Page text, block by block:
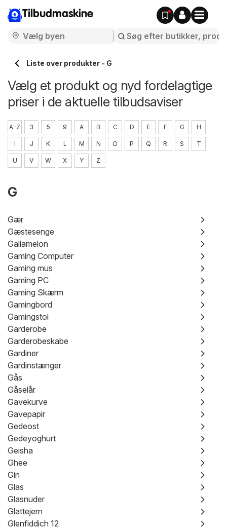
Tilbudmaskine
Liste over produkter - G
Vælg et produkt og nyd fordelagtige
priser i de aktuelle tilbudsaviser
A-Z 3 5 9 A B C D E F G H
I J K L M N O P Q R S T
U V W X Y Z
G
Gær
Gæstesenge
Galiamelon
Gaming Computer
Gaming mus
Gaming PC
Gaming Skærm
Gamingbord
Gamingstol
Garderobe
Garderobeskabe
Gardiner
Gardinstænger
Gås
Gåselår
Gavekurve
Gavepapir
Gedeost
Gedeyoghurt
Geisha
Ghee
Gin
Glas
Glasnuder
Glattejern
Glenfiddich 12